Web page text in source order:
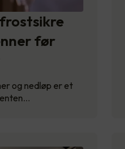
før
og nedløp er et